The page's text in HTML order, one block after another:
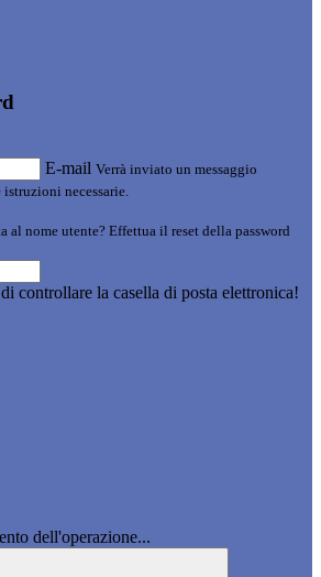
E-mail Verrà inviato un messaggio
necessarie.
al nome utente? Effettua il reset della password
controllare la casella di posta elettronica!
dell'operazione...